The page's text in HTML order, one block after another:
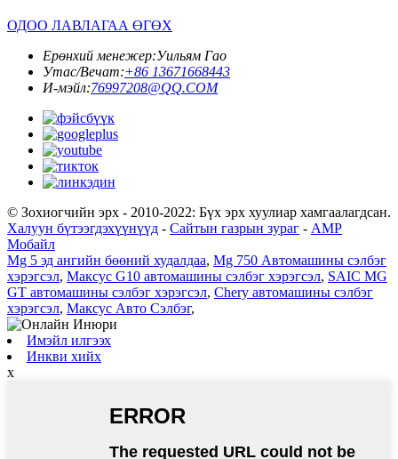
ОДОО ЛАВЛАГАА ӨГӨХ
Ерөнхий менежер:Уильям Гао
Утас/Вечат:+86 13671668443
И-мэйл:76997208@QQ.COM
© Зохиогчийн эрх - 2010-2022: Бүх эрх хуулиар хамгаалагдсан.
Халуун бүтээгдэхүүнүүд - Сайтын газрын зураг - AMP
Мобайл
Mg 5 эд ангийн бөөний худалдаа, Mg 750 Автомашины сэлбэг
хэрэгсэл, Максус G10 автомашины сэлбэг хэрэгсэл, SAIC MG
GT автомашины сэлбэг хэрэгсэл, Chery автомашины сэлбэг
хэрэгсэл, Максус Авто Сэлбэг,
Имэйл илгээх
Инкви хийх
x